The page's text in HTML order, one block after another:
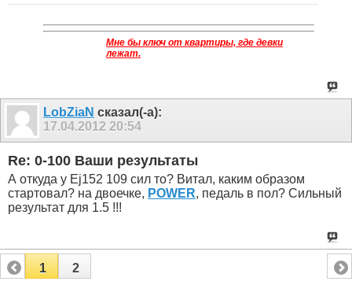
Мне бы ключ от квартиры, где девки
лежат.
LobZiaN сказал(-а):
17.04.2012 20:54
Re: 0-100 Ваши результаты
А откуда у Ej152 109 сил то? Витал, каким образом
стартовал? на двоечке, POWER, педаль в пол? Сильный
результат для 1.5 !!!
1 2